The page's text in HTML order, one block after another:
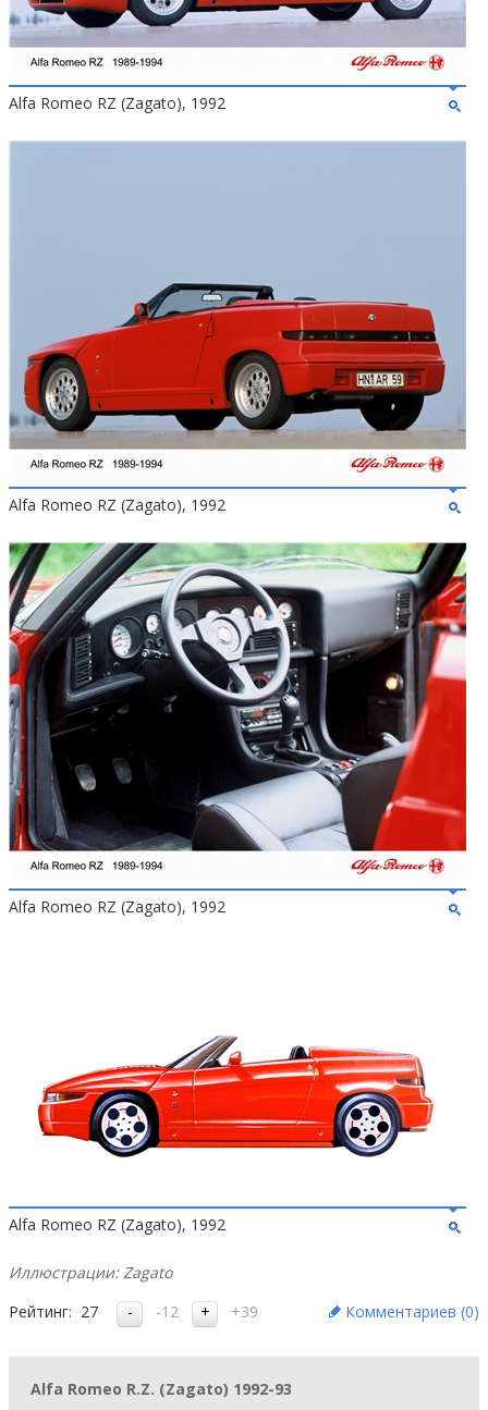
Alfa Romeo RZ (Zagato), 1992
Alfa Romeo RZ (Zagato), 1992
Alfa Romeo RZ (Zagato), 1992
Alfa Romeo RZ (Zagato), 1992
Иллюстрации: Zagato
Рейтинг: 27 -12 +39 Комментариев (0)
Alfa Romeo R.Z. (Zagato) 1992-93